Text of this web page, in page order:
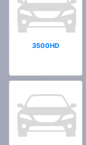
3500HD